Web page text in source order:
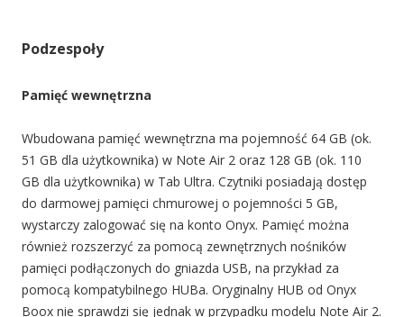
Podzespoły
Pamięć wewnętrzna
Wbudowana pamięć wewnętrzna ma pojemność 64 GB (ok.
51 GB dla użytkownika) w Note Air 2 oraz 128 GB (ok. 110
GB dla użytkownika) w Tab Ultra. Czytniki posiadają dostęp
do darmowej pamięci chmurowej o pojemności 5 GB,
wystarczy zalogować się na konto Onyx. Pamięć można
również rozszerzyć za pomocą zewnętrznych nośników
pamięci podłączonych do gniazda USB, na przykład za
pomocą kompatybilnego HUBa. Oryginalny HUB od Onyx
Boox nie sprawdzi się jednak w przypadku modelu Note Air 2.